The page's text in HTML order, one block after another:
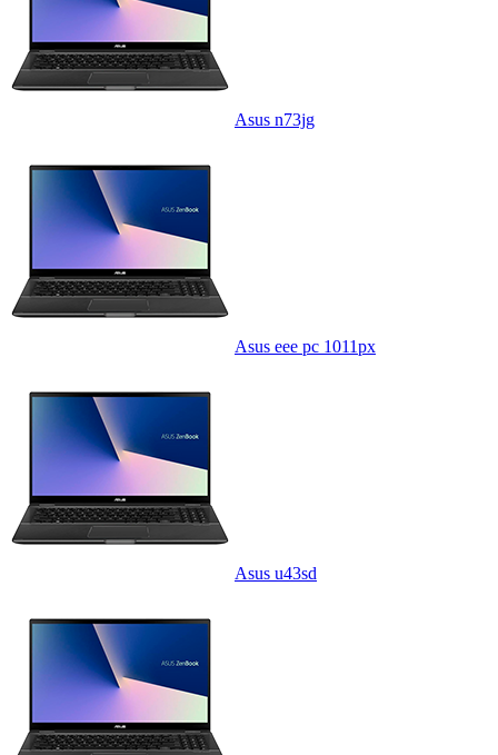
Asus n73jg
Asus eee pc 1011px
Asus u43sd